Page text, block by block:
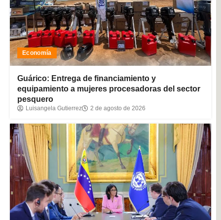
Economía
Guárico: Entrega de financiamiento y
equipamiento a mujeres procesadoras del sector
pesquero
Luisangela Gutierrez 2 de agosto de 2026